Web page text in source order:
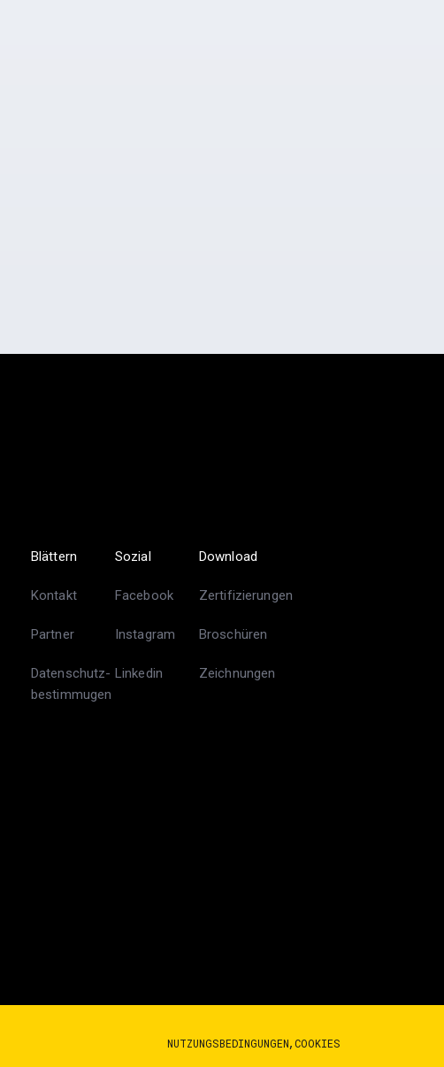
Blättern
Kontakt
Partner
Datenschutz-
bestimmugen
Sozial
Facebook
Instagram
Linkedin
Download
Zertifizierungen
Broschüren
Zeichnungen
NUTZUNGSBEDINGUNGEN COOKIES